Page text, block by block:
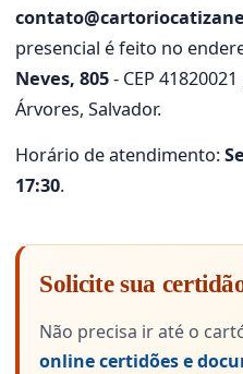
presencial é feito no
Neves, 805- CEP
Árvores, Salvador.
Horário de atendimento:
17:30.
Solicite sua
Não precisa ir até o
online certidões e